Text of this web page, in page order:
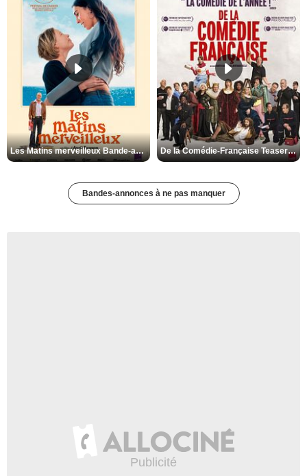
Les Matins merveilleux Bande-annonce VF De la Comédie-Française Teaser VF
Bandes-annonces à ne pas manquer